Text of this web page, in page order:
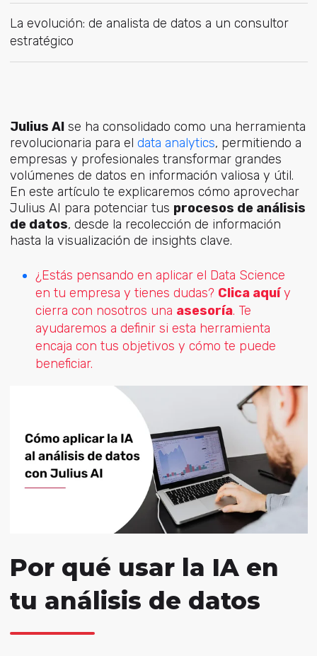
La evolución: de analista de datos a un consultor
estratégico
Julius AIse ha consolidado como una herramienta
revolucionaria para el data analytics, permitiendo a
empresas y profesionales transformar grandes
volúmenes de datos en información valiosa y útil.
En este artículo te explicaremos cómo aprovechar
Julius AI para potenciar tus procesos de análisis
de datos, desde la recolección de información
hasta la visualización de insights clave.
¿Estás pensando en aplicar el Data Science
en tu empresa y tienes dudas? Clica aquíy
cierra con nosotros una asesoría. Te
ayudaremos a definir si esta herramienta
encaja con tus objetivos y cómo te puede
beneficiar.
Por qué usar la IA en
tu análisis de datos